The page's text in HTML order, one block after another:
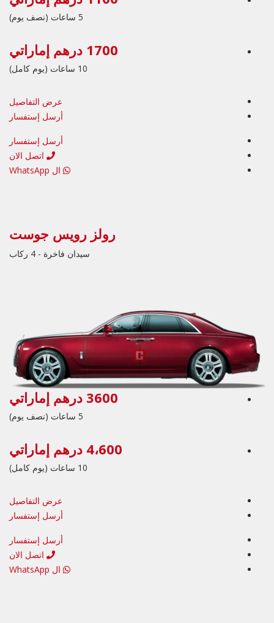
5 ساعات (نصف يوم)
1700 درهم إماراتي
10 ساعات (يوم كامل)
عرض التفاصيل
أرسل إستفسار
أرسل إستفسار
اتصل الان
ال WhatsApp
رولز رويس جوست
سيدان فاخرة - 4 ركاب
3600 درهم إماراتي
5 ساعات (نصف يوم)
4،600 درهم إماراتي
10 ساعات (يوم كامل)
عرض التفاصيل
أرسل إستفسار
أرسل إستفسار
اتصل الان
ال WhatsApp